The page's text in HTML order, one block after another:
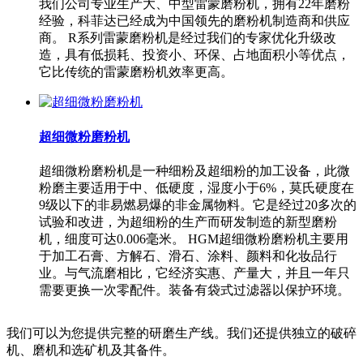
我们公司专业生产大、中型雷蒙磨粉机，拥有22年磨粉
经验，科菲达已经成为中国领先的磨粉机制造商和供应
商。 R系列雷蒙磨粉机是经过我们的专家优化升级改
造，具有低损耗、投资小、环保、占地面积小等优点，
它比传统的雷蒙磨粉机效率更高。
超细微粉磨粉机
超细微粉磨粉机是一种细粉及超细粉的加工设备，此微
粉磨主要适用于中、低硬度，湿度小于6%，莫氏硬度在
9级以下的非易燃易爆的非金属物料。它是经过20多次的
试验和改进，为超细粉的生产而研发制造的新型磨粉
机，细度可达0.006毫米。 HGM超细微粉磨粉机主要用
于加工石膏、方解石、滑石、涂料、颜料和化妆品行
业。与气流磨相比，它经济实惠、产量大，并且一年只
需要更换一次零配件。装备有袋式过滤器以保护环境。
我们可以为您提供完整的研磨生产线。我们还提供独立的破碎
机、磨机和选矿机及其备件。